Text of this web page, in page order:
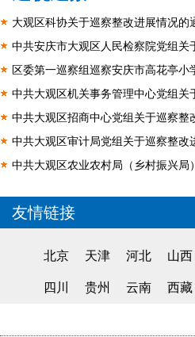
大观区科协关于巡察整改进展情况的
中共安庆市大观区人民检察院党组关
区委第一巡察组巡察安庆市高花亭小
中共大观区机关事务管理中心党组关
中共大观区招商中心党组关于巡察整
中共大观区审计局党组关于巡察整改
中共大观区农业农村局（乡村振兴
友情链接
北京 天津 河北 山西
四川 贵州 云南 西藏